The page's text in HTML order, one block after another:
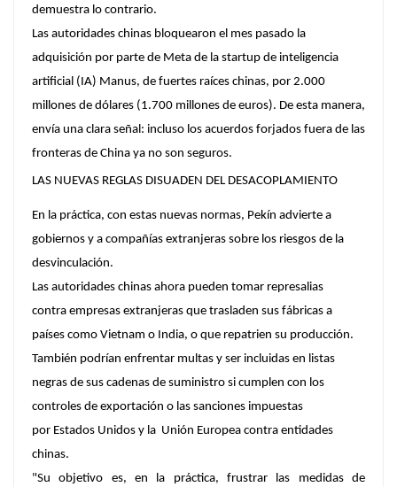
demuestra lo contrario.
Las autoridades chinas bloquearon el mes pasado la
adquisición por parte de Meta de la startup de inteligencia
artificial (IA) Manus, de fuertes raíces chinas, por 2.000
millones de dólares (1.700 millones de euros). De esta manera,
envía una clara señal: incluso los acuerdos forjados fuera de las
fronteras de China ya no son seguros.
LAS NUEVAS REGLAS DISUADEN DEL DESACOPLAMIENTO
En la práctica, con estas nuevas normas, Pekín advierte a
gobiernos y a compañías extranjeras sobre los riesgos de la
desvinculación.
Las autoridades chinas ahora pueden tomar represalias
contra empresas extranjeras que trasladen sus fábricas a
países como Vietnam o India, o que repatrien su producción.
También podrían enfrentar multas y ser incluidas en listas
negras de sus cadenas de suministro si cumplen con los
controles de exportación o las sanciones impuestas
por Estados Unidos y la Unión Europea contra entidades
chinas.
"Su objetivo es, en la práctica, frustrar las medidas de